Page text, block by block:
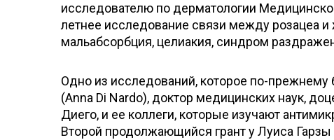
исследователю по дерматологии
летнее исследование связи между розацеа
мальабсорбция, целиакия, синдром
Одно из исследований, которое по-
(Anna Di Nardo), доктор медицинских наук,
Диего, и ее коллеги, которые изучают
Второй продолжающийся грант у Луиса